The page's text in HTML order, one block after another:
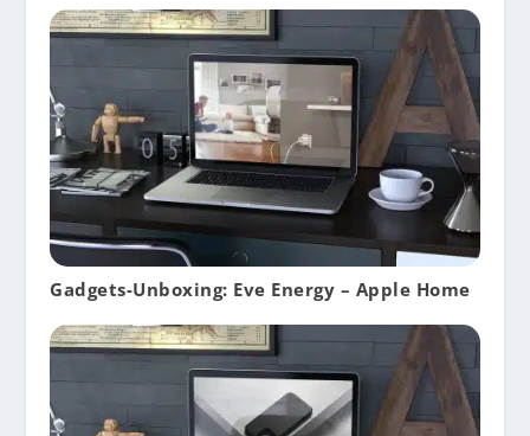
Gadgets-Unboxing: Eve Energy – Apple Home